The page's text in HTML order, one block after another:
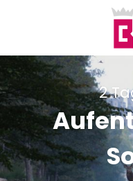
principal
2